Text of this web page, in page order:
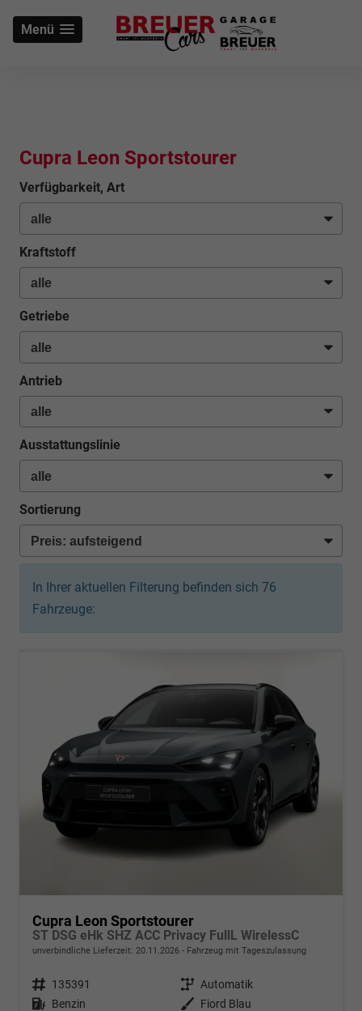
Menü
Cupra Leon Sportstourer
Verfügbarkeit, Art
Kraftstoff
Getriebe
Antrieb
Ausstattungslinie
Sortierung
In Ihrer aktuellen Filterung befinden sich 76
Fahrzeuge:
Cupra Leon Sportstourer
ST DSG eHk SHZ ACC Privacy FullL WirelessC
unverbindliche Lieferzeit: 20.11.2026 Fahrzeug mit Tageszulassung
Fahrzeugnr. 135391 Getriebe Automatik
Kraftstoff Benzin Außenfarbe Fiord Blau